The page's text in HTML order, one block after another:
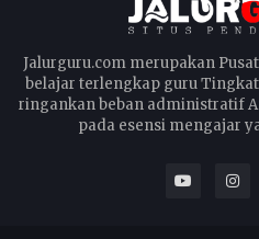
Jalurguru.com merupakan
belajar terlengkap guru Tingkat
ringankan beban administratif
pada esensi mengajar